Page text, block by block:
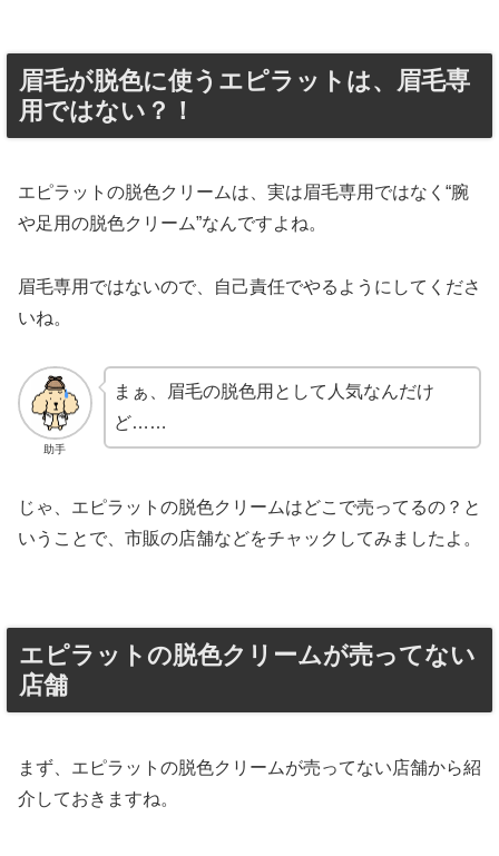
眉毛が脱色に使うエピラットは、眉毛専
用ではない？！
エピラットの脱色クリームは、実は眉毛専用ではなく“腕
や足用の脱色クリーム”なんですよね。
眉毛専用ではないので、自己責任でやるようにしてくださ
いね。
助手
まぁ、眉毛の脱色用として人気なんだけ
ど……
じゃ、エピラットの脱色クリームはどこで売ってるの？と
いうことで、市販の店舗などをチャックしてみましたよ。
エピラットの脱色クリームが売ってない
店舗
まず、エピラットの脱色クリームが売ってない店舗から紹
介しておきますね。